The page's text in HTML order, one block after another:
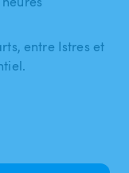
entre Istres et